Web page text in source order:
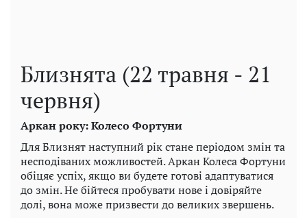
Близнята (22 травня - 21
червня)
Аркан року: Колесо Фортуни
Для Близнят наступний рік стане періодом змін та
несподіваних можливостей. Аркан Колеса Фортуни
обіцяє успіх, якщо ви будете готові адаптуватися
до змін. Не бійтеся пробувати нове і довіряйте
долі, вона може призвести до великих звершень.